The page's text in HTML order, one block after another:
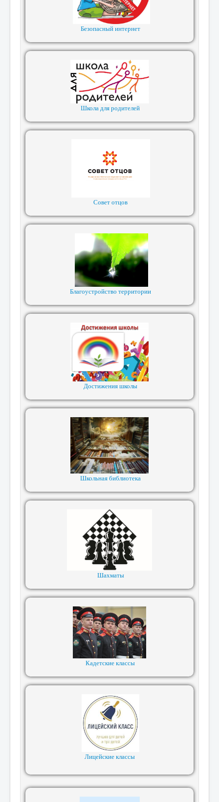
Безопасный интернет
Школа для родителей
Совет отцов
Благоустройство территории
Достижения школы
Школьная библиотека
Шахматы
Кадетские классы
Лицейские классы